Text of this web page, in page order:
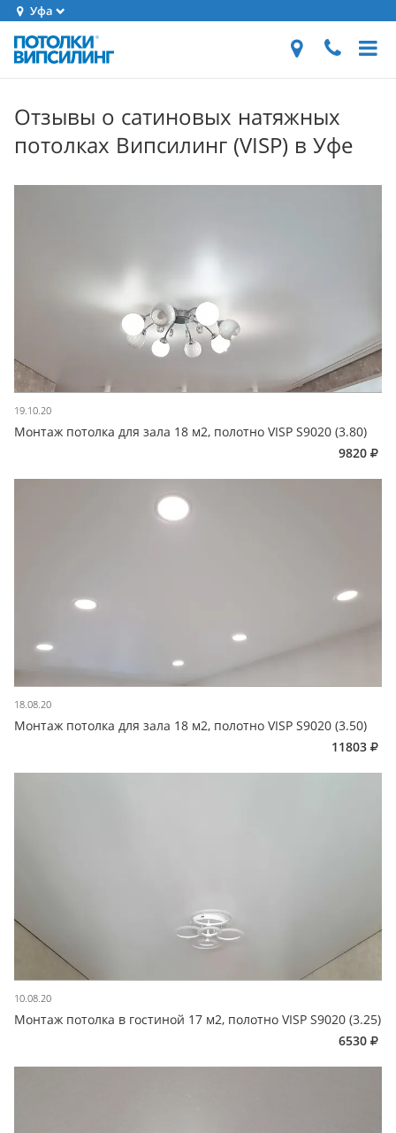
Уфа
Отзывы о сатиновых натяжных
потолках Випсилинг (VISP) в Уфе
19.10.20
Монтаж потолка для зала 18 м2, полотно VISP S9020 (3.80)
9820
18.08.20
Монтаж потолка для зала 18 м2, полотно VISP S9020 (3.50)
11803
10.08.20
Монтаж потолка в гостиной 17 м2, полотно VISP S9020 (3.25)
6530